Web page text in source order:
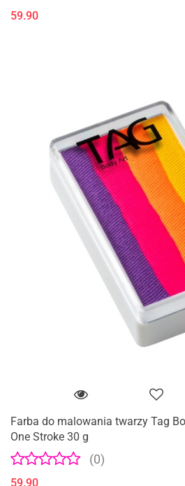
59.90
Farba do malowania twarzy Tag
One Stroke 30 g
(0)
59.90